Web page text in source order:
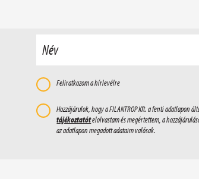
Név
Feliratkozom a hírlevélre
Hozzájárulok, hogy a FILANTROP Kft. a fenti adatlapon
tájékoztatótelolvastam és megértettem, a
az adatlapon megadott adataim valósak.